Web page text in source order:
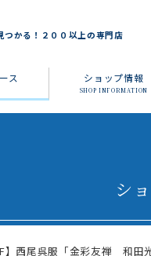
つかる！２００以上の専門店
ス ショップ情報
SHOP INFORMATION
シ
F】西尾呉服「金彩友禅 和田